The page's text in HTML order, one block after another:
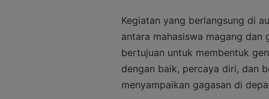
Kegiatan yang berlangsung di
antara mahasiswa magang dan
bertujuan untuk membentuk
dengan baik, percaya diri, dan
menyampaikan gagasan di